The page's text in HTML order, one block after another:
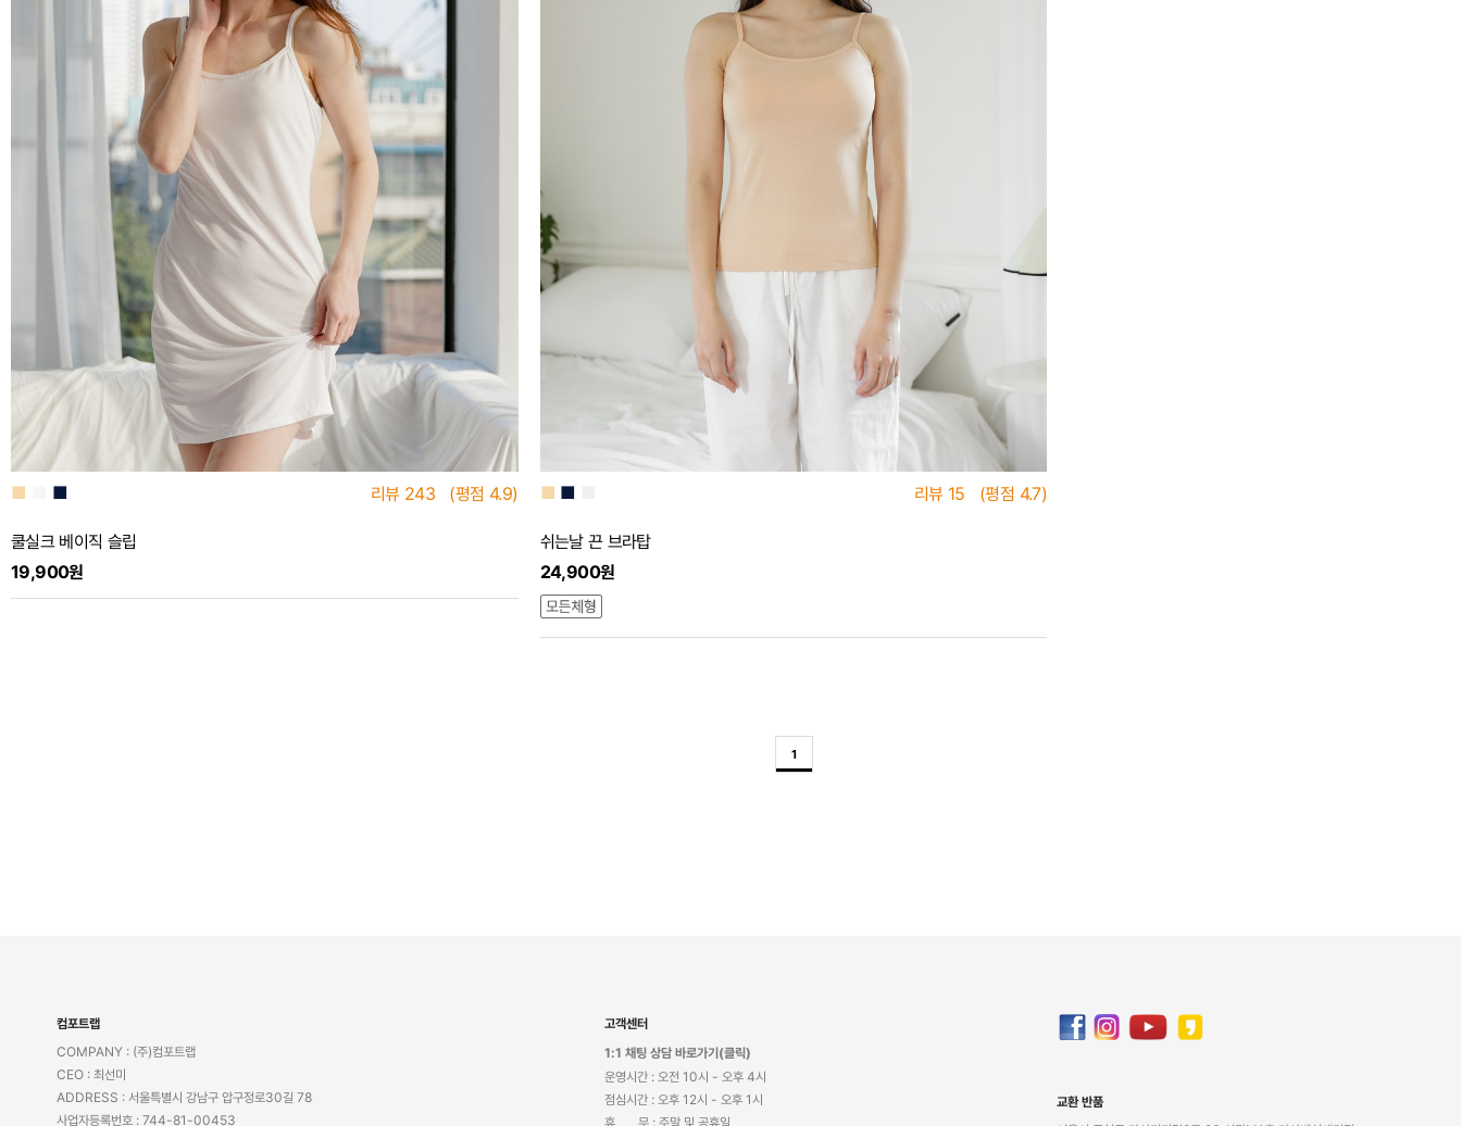
■ ■ 리뷰 243 (평점 4.9)
쿨실크 베이직 슬립
19,900원
■ ■ 리뷰 15 (평점 4.7)
쉬는날 끈 브라탑
24,900원
1
컴포트랩
COMPANY : (주)컴포트랩
CEO : 최선미
ADDRESS : 서울특별시 강남구 압구정로30길 78
사업자등록번호 : 744-81-00453
고객센터
1:1 채팅 상담 바로가기(클릭)
운영시간 : 오전 10시 - 오후 4시
점심시간 : 오후 12시 - 오후 1시
휴 무 : 주말 및 공휴일
교환 반품